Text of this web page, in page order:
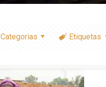
Categorias Etiquetas